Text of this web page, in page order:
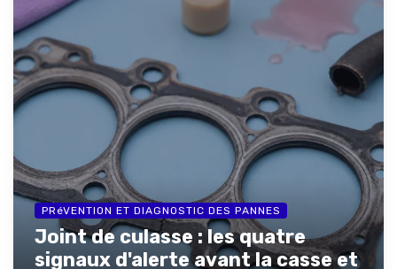
PRéVENTION ET DIAGNOSTIC DES PANNES
Joint de culasse : les quatre
signaux d'alerte avant la casse et